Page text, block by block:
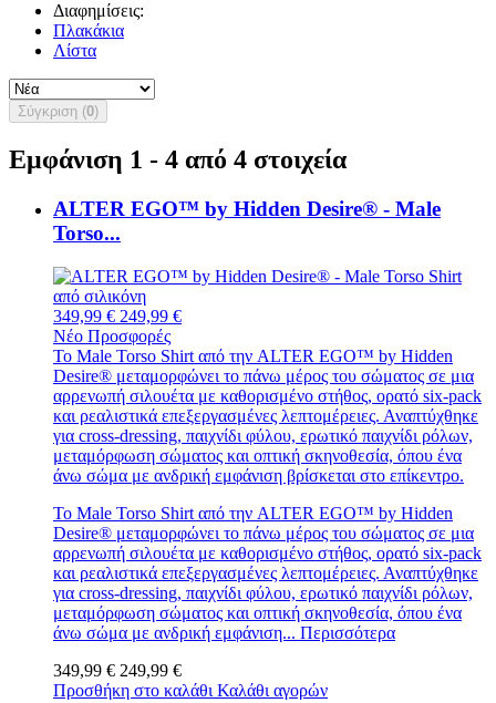
Διαφημίσεις:
Πλακάκια
Λίστα
Σύγκριση (0)
Εμφάνιση 1 - 4 από 4 στοιχεία
ALTER EGO™ by Hidden Desire® - Male
Torso...
349,99 € 249,99 €
Νέο Προσφορές
Το Male Torso Shirt από την ALTER EGO™ by Hidden
Desire® μεταμορφώνει το πάνω μέρος του σώματος σε μια
αρρενωπή σιλουέτα με καθορισμένο στήθος, ορατό six-pack
και ρεαλιστικά επεξεργασμένες λεπτομέρειες. Αναπτύχθηκε
για cross-dressing, παιχνίδι φύλου, ερωτικό παιχνίδι ρόλων,
μεταμόρφωση σώματος και οπτική σκηνοθεσία, όπου ένα
άνω σώμα με ανδρική εμφάνιση βρίσκεται στο επίκεντρο.
Το Male Torso Shirt από την ALTER EGO™ by Hidden
Desire® μεταμορφώνει το πάνω μέρος του σώματος σε μια
αρρενωπή σιλουέτα με καθορισμένο στήθος, ορατό six-pack
και ρεαλιστικά επεξεργασμένες λεπτομέρειες. Αναπτύχθηκε
για cross-dressing, παιχνίδι φύλου, ερωτικό παιχνίδι ρόλων,
μεταμόρφωση σώματος και οπτική σκηνοθεσία, όπου ένα
άνω σώμα με ανδρική εμφάνιση... Περισσότερα
349,99 € 249,99 €
Προσθήκη στο καλάθι Καλάθι αγορών